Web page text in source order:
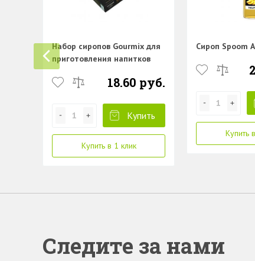
Набор сиропов Gourmix для
приготовления напитков
«Спритц бокс» 270г
18.60 руб.
Купить
Купить в 1 клик
Сироп Spoom
Купить
Следите за нами